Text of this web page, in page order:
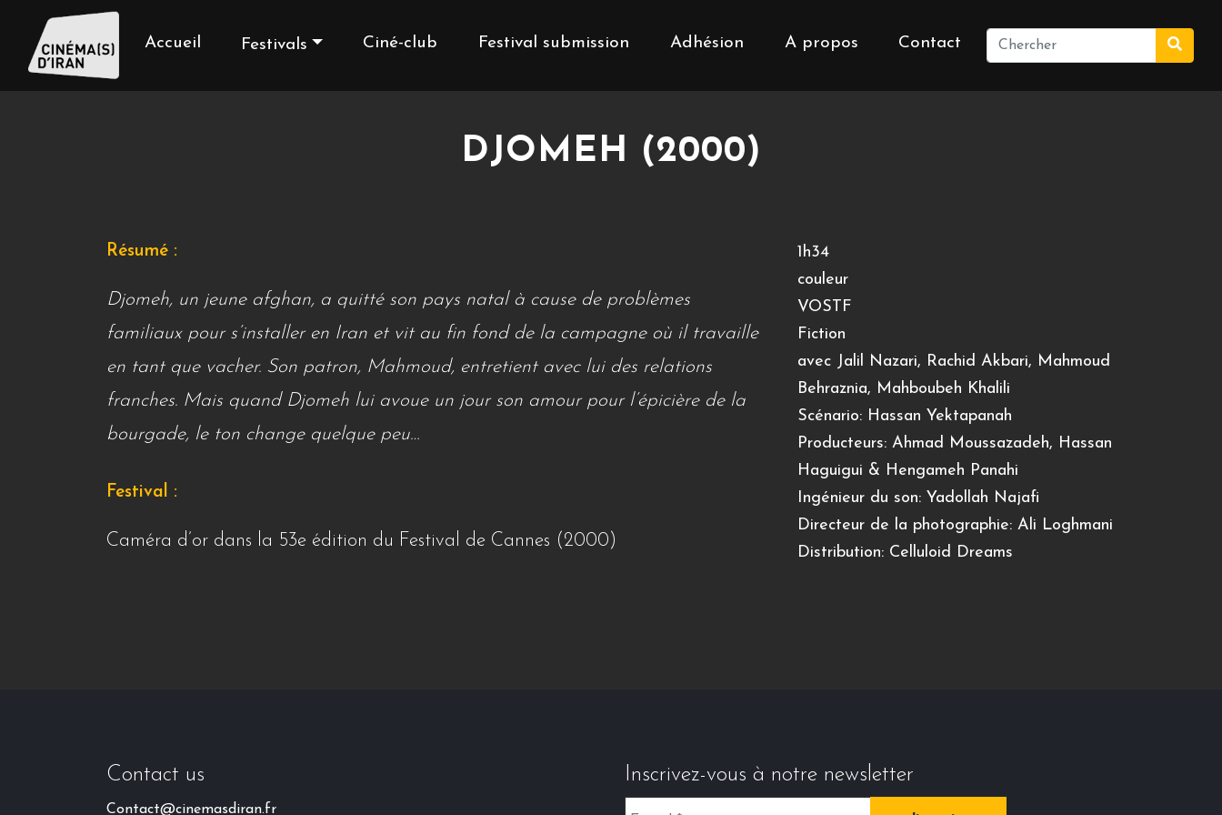
Accueil Festivals Ciné-club Festival submission Adhésion A propos Contact
DJOMEH (2000)
Résumé :
Djomeh, un jeune afghan, a quitté son pays natal à cause de problèmes
familiaux pour s’installer en Iran et vit au fin fond de la campagne où il travaille
en tant que vacher. Son patron, Mahmoud, entretient avec lui des relations
franches. Mais quand Djomeh lui avoue un jour son amour pour l’épicière de la
bourgade, le ton change quelque peu…
Festival :
Caméra d’or dans la 53e édition du Festival de Cannes (2000)
1h34
couleur
VOSTF
Fiction
avec Jalil Nazari, Rachid Akbari, Mahmoud
Behraznia, Mahboubeh Khalili
Scénario: Hassan Yektapanah
Producteurs: Ahmad Moussazadeh, Hassan
Haguigui & Hengameh Panahi
Ingénieur du son: Yadollah Najafi
Directeur de la photographie: Ali Loghmani
Distribution: Celluloid Dreams
Contact us
Contact@cinemasdiran.fr
Inscrivez-vous à notre newsletter